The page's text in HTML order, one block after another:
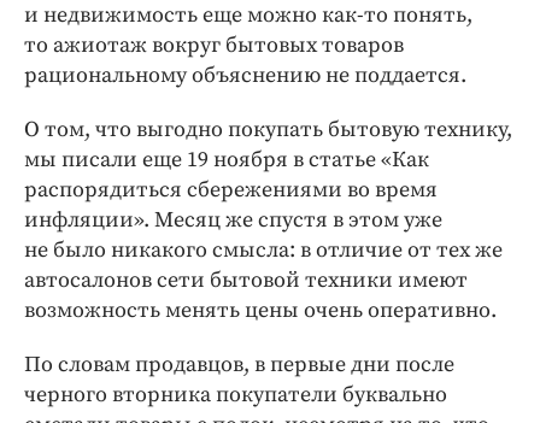
и недвижимость еще можно как-то понять,
то ажиотаж вокруг бытовых товаров
рациональному объяснению не поддается.
О том, что выгодно покупать бытовую технику,
мы писали еще 19 ноября в статье «Как
распорядиться сбережениями во время
инфляции». Месяц же спустя в этом уже
не было никакого смысла: в отличие от тех же
автосалонов сети бытовой техники имеют
возможность менять цены очень оперативно.
По словам продавцов, в первые дни после
черного вторника покупатели буквально